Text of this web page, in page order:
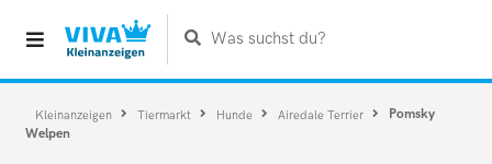
Was suchst du?
Kleinanzeigen Tiermarkt Hunde Airedale Terrier
Pomsky
Welpen